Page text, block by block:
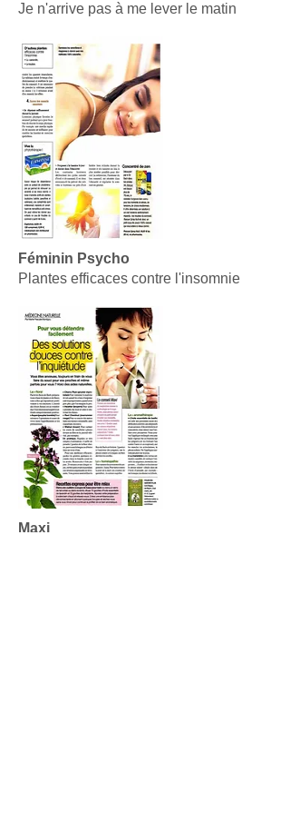
Je n'arrive pas à me lever le matin
Féminin Psycho
Plantes efficaces contre l'insomnie
Maxi